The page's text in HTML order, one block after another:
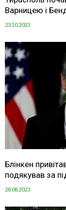
Варницею і
23.10.2023
Блінкен
подякував за
28.08.2023